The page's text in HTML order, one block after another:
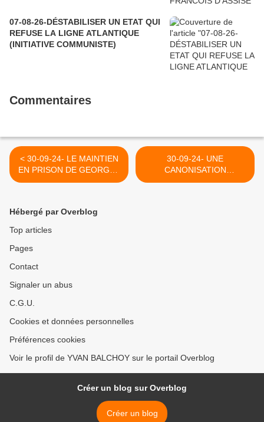
07-08-26-DÉSTABILISER UN ETAT QUI
REFUSE LA LIGNE ATLANTIQUE
(INITIATIVE COMMUNISTE)
Commentaires
< 30-09-24- LE MAINTIEN
EN PRISON DE GEORGES
IBRAHIM ABDALLAH UNE
DES PARTIS FRANCAIS
DU SOCIALISME AU LR ET
30-09-24- UNE
CANONISATION
POLITICIENNE ! (NOV.
Hébergé par Overblog
Top articles
Pages
Contact
Signaler un abus
C.G.U.
Cookies et données personnelles
Préférences cookies
Voir le profil de YVAN BALCHOY sur le portail Overblog
Créer un blog sur Overblog
Créer un blog